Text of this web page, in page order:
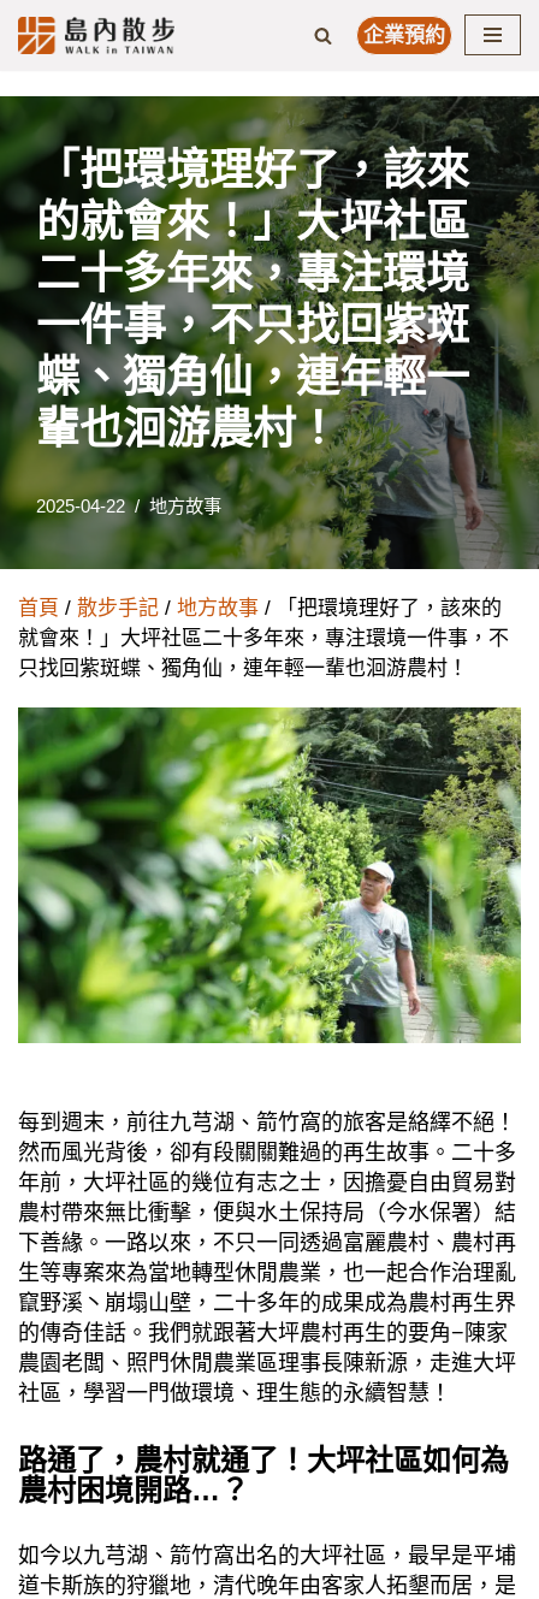
to
content
企業預約
「把環境理好了，該來
的就會來！」大坪社區
二十多年來，專注環境
一件事，不只找回紫斑
蝶、獨角仙，連年輕一
輩也洄游農村！
2025-04-22 地方故事
首頁 / 散步手記 / 地方故事 / 「把環境理好了，該來的
就會來！」大坪社區二十多年來，專注環境一件事，不
只找回紫斑蝶、獨角仙，連年輕一輩也洄游農村！
每到週末，前往九芎湖、箭竹窩的旅客是絡繹不絕！
然而風光背後，卻有段關關難過的再生故事。二十多
年前，大坪社區的幾位有志之士，因擔憂自由貿易對
農村帶來無比衝擊，便與水土保持局（今水保署）結
下善緣。一路以來，不只一同透過富麗農村、農村再
生等專案來為當地轉型休閒農業，也一起合作治理亂
竄野溪丶崩塌山壁，二十多年的成果成為農村再生界
的傳奇佳話。我們就跟著大坪農村再生的要角−陳家
農園老闆、照門休閒農業區理事長陳新源，走進大坪
社區，學習一門做環境、理生態的永續智慧！
路通了，農村就通了！大坪社區如何為
農村困境開路…？
如今以九芎湖、箭竹窩出名的大坪社區，最早是平埔
道卡斯族的狩獵地，清代晚年由客家人拓墾而居，是